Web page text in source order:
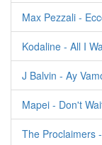
Max Pezzali -
Kodaline - All I
J Balvin - Ay
Mapei - Don't
The Proclaimers